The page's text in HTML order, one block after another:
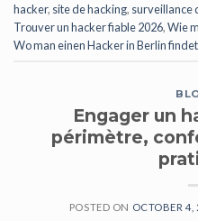
hacker, site de hacking, surveillance
Trouver un hacker fiable 2026,Wie
Wo man einen Hacker in Berlin findet
Engager un
périmètre,
POSTED ON OCTOBER 4,